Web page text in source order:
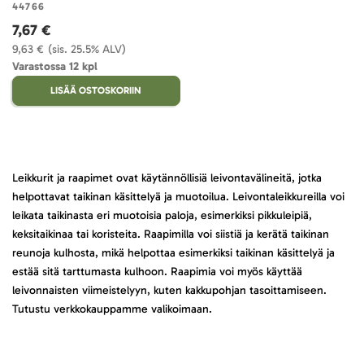
44766
(sis. 25.5% ALV)
9,63 €
7,67 €
Varastossa 12 kpl
LISÄÄ OSTOSKORIIN
Leikkurit ja raapimet ovat käytännöllisiä leivontavälineitä, jotka
helpottavat taikinan käsittelyä ja muotoilua. Leivontaleikkureilla voi
leikata taikinasta eri muotoisia paloja, esimerkiksi pikkuleipiä,
keksitaikinaa tai koristeita. Raapimilla voi siistiä ja kerätä taikinan
reunoja kulhosta, mikä helpottaa esimerkiksi taikinan käsittelyä ja
estää sitä tarttumasta kulhoon. Raapimia voi myös käyttää
leivonnaisten viimeistelyyn, kuten kakkupohjan tasoittamiseen.
Tutustu verkkokauppamme valikoimaan.